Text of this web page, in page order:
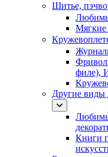
Шитье,
Мягкие
филе),
Другие виды
Книги